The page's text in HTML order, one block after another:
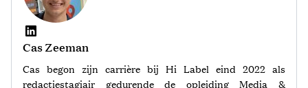
Cas Zeeman
Cas begon zijn carrière bij Hi Label eind 2022 als
redactiestagiair gedurende de opleiding Media &